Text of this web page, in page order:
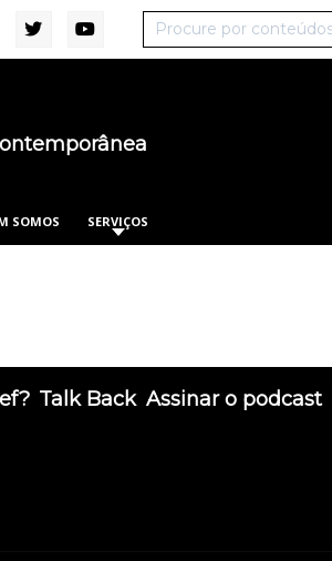
SOMOS SERVIÇOS
Talk Back Assinar o podcast